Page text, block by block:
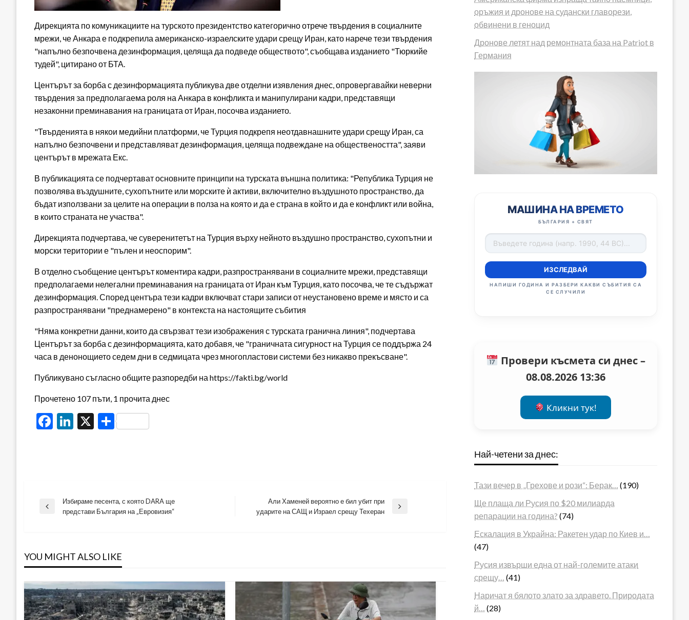
Дирекцията по комуникациите на турското президентство категорично отрече твърдения в социалните
мрежи, че Анкара е подкрепила американско-израелските удари срещу Иран, като нарече тези твърдения
"напълно безпочвена дезинформация, целяща да подведе обществото", съобщава изданието "Тюркийе
тудей", цитирано от БТА.
Центърът за борба с дезинформацията публикува две отделни изявления днес, опровергавайки неверни
твърдения за предполагаема роля на Анкара в конфликта и манипулирани кадри, представящи
незаконни преминавания на границата от Иран, посочва изданието.
"Твърденията в някои медийни платформи, че Турция подкрепя неотдавнашните удари срещу Иран, са
напълно безпочвени и представляват дезинформация, целяща подвеждане на обществеността", заяви
центърът в мрежата Екс.
В публикацията се подчертават основните принципи на турската външна политика: "Република Турция не
позволява въздушните, сухопътните или морските ѝ активи, включително въздушното пространство, да
бъдат използвани за целите на операции в полза на която и да е страна в който и да е конфликт или война,
в които страната не участва".
Дирекцията подчертава, че суверенитетът на Турция върху нейното въздушно пространство, сухопътни и
морски територии е "пълен и неоспорим".
В отделно съобщение центърът коментира кадри, разпространявани в социалните мрежи, представящи
предполагаеми нелегални преминавания на границата от Иран към Турция, като посочва, че те съдържат
дезинформация. Според центъра тези кадри включват стари записи от неустановено време и място и са
разпространявани "преднамерено" в контекста на настоящите събития
"Няма конкретни данни, които да свързват тези изображения с турската гранична линия", подчертава
Центърът за борба с дезинформацията, като добавя, че "граничната сигурност на Турция се поддържа 24
часа в денонощието седем дни в седмицата чрез многопластови системи без никакво прекъсване".
Публикувано съгласно общите разпоредби на https://fakti.bg/world
Прочетено 107 пъти, 1 прочита днес
Facebook
LinkedIn
X Share
Навигация
Previous
Избираме песента, с която DARA ще
представи България на „Евровизия“
Next
Али Хаменей вероятно е бил убит при
ударите на САЩ и Израел срещу Техеран
YOU MIGHT ALSO LIKE
оръжия и дронове на судански главорези,
обвинени в геноцид
Дронове летят над ремонтната база на Patriot в
Германия
МАШИНА НА ВРЕМЕТО
БЪЛГАРИЯ + СВЯТ
ИЗСЛЕДВАЙ
НАПИШИ ГОДИНА И РАЗБЕРИ КАКВИ СЪБИТИЯ СА
СЕ СЛУЧИЛИ
Провери късмета си днес –
08.08.2026 13:36
Кликни тук!
Най-четени за днес:
Тази вечер в „Грехове и рози“: Берак…
(190)
Ще плаща ли Русия по $20 милиарда
репарации на година? (74)
Ескалация в Украйна: Ракетен удар по Киев и…
(47)
Русия извърши една от най-големите атаки
срещу…
(41)
Наричат я бялото злато за здравето. Природата
й…
(28)